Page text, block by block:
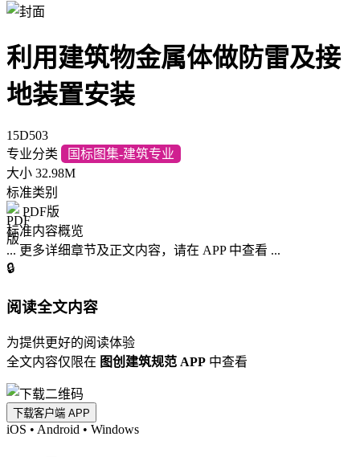
利用建筑物金属体做防雷及接
地装置安装
15D503
专业分类
国标图集-建筑专业
大小 32.98M
标准类别
PDF版
标准内容概览
... 更多详细章节及正文内容，请在 APP 中查看 ...
🔒
阅读全文内容
为提供更好的阅读体验
全文内容仅限在 图创建筑规范 APP 中查看
下载客户端 APP
iOS • Android • Windows